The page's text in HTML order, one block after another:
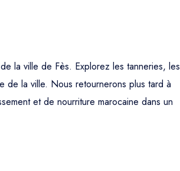
la ville de Fès. Explorez les tanneries, les
de la ville. Nous retournerons plus tard à
et de nourriture marocaine dans un